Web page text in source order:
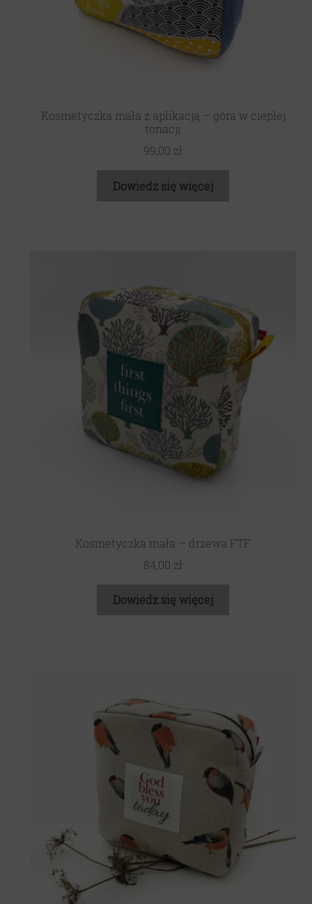
Kosmetyczka mała z aplikacją – góra w ciepłej
tonacji
99,00 zł
Dowiedz się więcej
Kosmetyczka mała – drzewa FTF
84,00 zł
Dowiedz się więcej